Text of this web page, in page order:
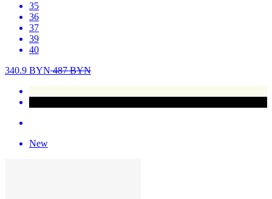
35
36
37
39
40
340.9 BYN487BYN
New